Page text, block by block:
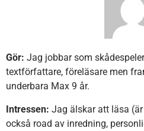
Gör: Jag jobbar som
textförfattare, föreläsare men
underbara Max 9 år.
Intressen: Jag älskar att läsa
också road av inredning,